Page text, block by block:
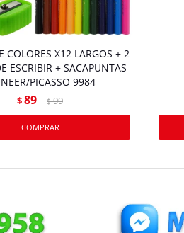
COLORES X12 LARGOS + 2
ESCRIBIR + SACAPUNTAS
PICASSO 9984
$89 $ 99